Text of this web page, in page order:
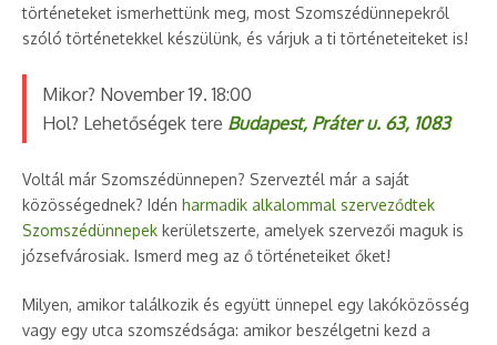
történeteket ismerhettünk meg, most Szomszédünnepekről
szóló történetekkel készülünk, és várjuk a ti történeteiteket is!
Mikor? November 19. 18:00
Hol? Lehetőségek tere Budapest, Práter u. 63, 1083
Voltál már Szomszédünnepen? Szerveztél már a saját
közösségednek? Idén harmadik alkalommal szerveződtek
Szomszédünnepek kerületszerte, amelyek szervezői maguk is
józsefvárosiak. Ismerd meg az ő történeteiket őket!
Milyen, amikor találkozik és együtt ünnepel egy lakóközösség
vagy egy utca szomszédsága: amikor beszélgetni kezd a